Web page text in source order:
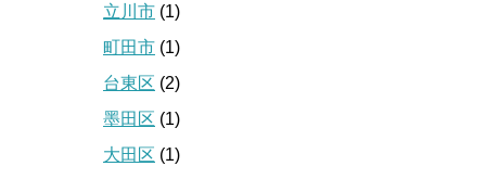
立川市 (1)
町田市 (1)
台東区 (2)
墨田区 (1)
大田区 (1)